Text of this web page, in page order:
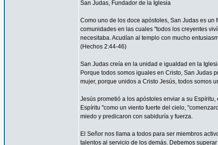
San Judas, Fundador de la Iglesia
Como uno de los doce apóstoles, San Judas es
comunidades en las cuales "todos los creyentes
necesitaba. Acudían al templo con mucho
(Hechos 2:44-46)
San Judas creía en la unidad e igualdad en la
Porque todos somos iguales en Cristo, San Judas
mujer, porque unidos a Cristo Jesús, todos somos
Jesús prometió a los apóstoles enviar a su
Espíritu "como un viento fuerte del cielo,
miedo y predicaron con sabiduría y fuerza.
El Señor nos llama a todos para ser miembros
talentos al servicio de los demás. Debemos